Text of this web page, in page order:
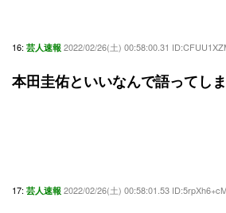
16: 芸人速報 2022/02/26(土) 00:58:00.31
本田圭佑といいなんで語ってし
17: 芸人速報 2022/02/26(土) 00:58:01.53